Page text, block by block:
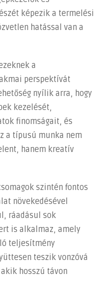
képezik a termelési
hatással van a
a
perspektívát
nyílik arra, hogy
kezelését,
finomságait, és
a típusú munka nem
hanem kreatív
szintén fontos
növekedésével
ráadásul sok
is alkalmaz, amely
teljesítmény
teszik vonzóvá
hosszú távon